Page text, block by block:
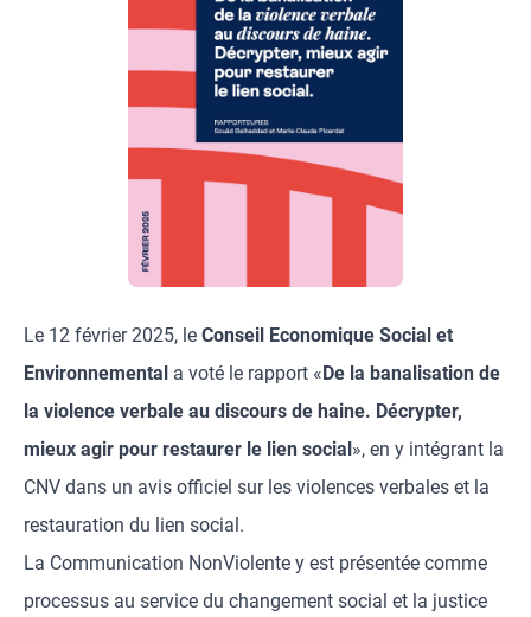
Le 12 février 2025, le Conseil Economique Social et
Environnemental a voté le rapport «De la banalisation de
la violence verbale au discours de haine. Décrypter,
mieux agir pour restaurer le lien social», en y intégrant la
CNV dans un avis officiel sur les violences verbales et la
restauration du lien social.
La Communication NonViolente y est présentée comme
processus au service du changement social et la justice